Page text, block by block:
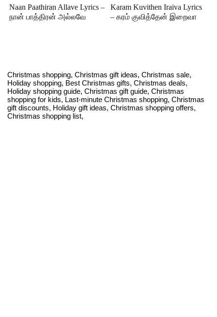
Naan Paathiran Allave Lyrics –
நான் பாத்திரன் அல்லவே
Karam Kuvithen Iraiva Lyrics
– கரம் குவித்தேன் இறைவா
Christmas shopping, Christmas gift ideas, Christmas sale,
Holiday shopping, Best Christmas gifts, Christmas deals,
Holiday shopping guide, Christmas gift guide, Christmas
shopping for kids, Last-minute Christmas shopping, Christmas
gift discounts, Holiday gift ideas, Christmas shopping offers,
Christmas shopping list,